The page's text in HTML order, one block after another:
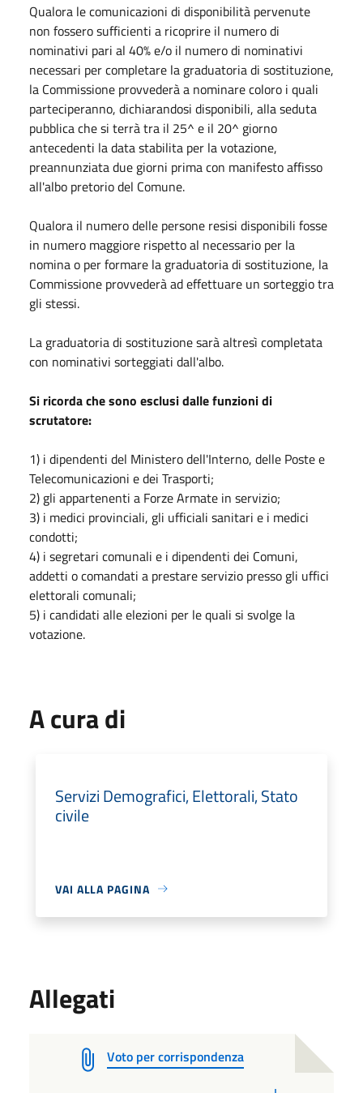
Qualora le comunicazioni di disponibilità pervenute
non fossero sufficienti a ricoprire il numero di
nominativi pari al 40% e/o il numero di nominativi
necessari per completare la graduatoria di sostituzione,
la Commissione provvederà a nominare coloro i quali
parteciperanno, dichiarandosi disponibili, alla seduta
pubblica che si terrà tra il 25^ e il 20^ giorno
antecedenti la data stabilita per la votazione,
preannunziata due giorni prima con manifesto affisso
all'albo pretorio del Comune.
Qualora il numero delle persone resisi disponibili fosse
in numero maggiore rispetto al necessario per la
nomina o per formare la graduatoria di sostituzione, la
Commissione provvederà ad effettuare un sorteggio tra
gli stessi.
La graduatoria di sostituzione sarà altresì completata
con nominativi sorteggiati dall'albo.
Si ricorda che sono esclusi dalle funzioni di
scrutatore:
1) i dipendenti del Ministero dell'Interno, delle Poste e
Telecomunicazioni e dei Trasporti;
2) gli appartenenti a Forze Armate in servizio;
3) i medici provinciali, gli ufficiali sanitari e i medici
condotti;
4) i segretari comunali e i dipendenti dei Comuni,
addetti o comandati a prestare servizio presso gli uffici
elettorali comunali;
5) i candidati alle elezioni per le quali si svolge la
votazione.
A cura di
Servizi Demografici, Elettorali, Stato
civile
VAI ALLA PAGINA
Allegati
Voto per corrispondenza